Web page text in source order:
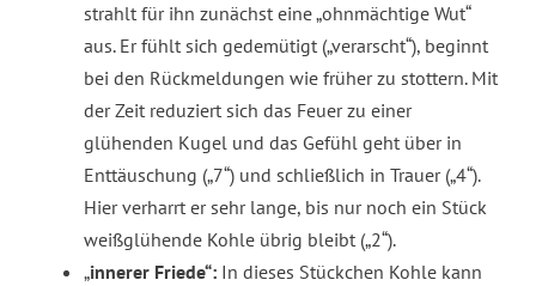
strahlt für ihn zunächst eine „ohnmächtige Wut“
aus. Er fühlt sich gedemütigt („verarscht“), beginnt
bei den Rückmeldungen wie früher zu stottern. Mit
der Zeit reduziert sich das Feuer zu einer
glühenden Kugel und das Gefühl geht über in
Enttäuschung („7“) und schließlich in Trauer („4“).
Hier verharrt er sehr lange, bis nur noch ein Stück
weißglühende Kohle übrig bleibt („2“).
„innerer Friede“: In dieses Stückchen Kohle kann